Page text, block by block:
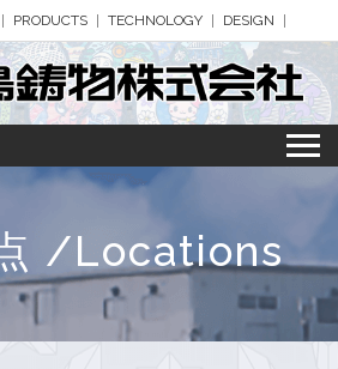
PRODUCTS TECHNOLOGY DESIGN
/Locations